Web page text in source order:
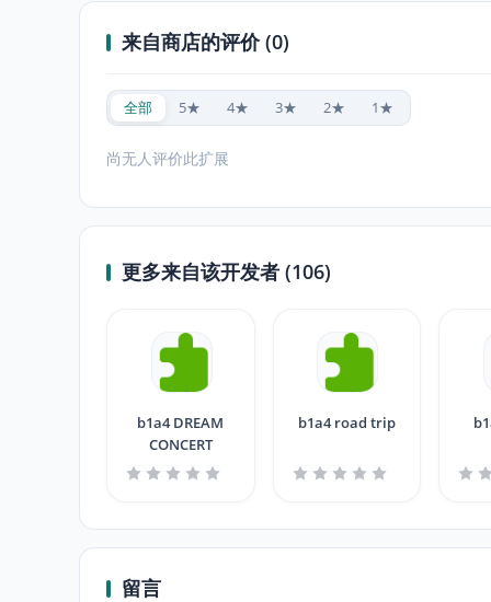
来自商店的评价 (0)
全部 5★ 4★ 3★ 2★ 1★
尚无人评价此扩展
更多来自该开发者 (106)
b1a4 DREAM
CONCERT
b1a4 road trip
留言